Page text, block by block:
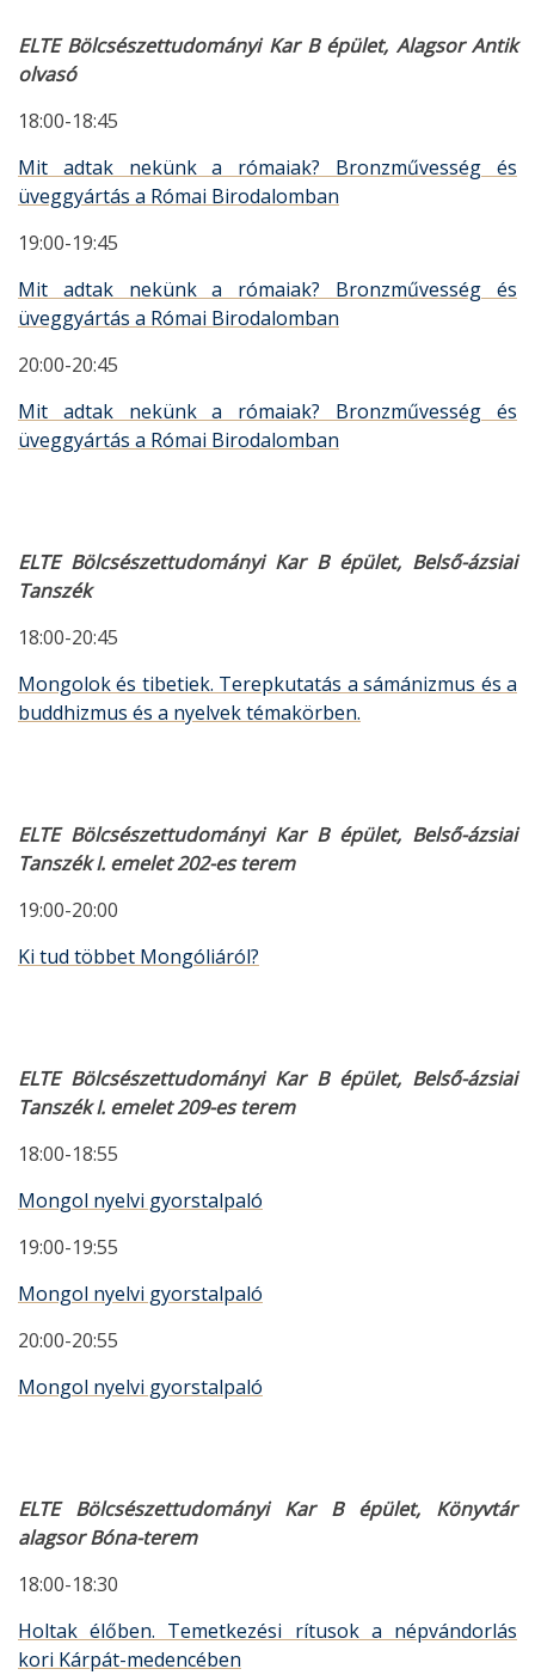
ELTE Bölcsészettudományi Kar B épület, Alagsor Antik
olvasó
18:00-18:45
Mit adtak nekünk a rómaiak? Bronzművesség és
üveggyártás a Római Birodalomban
19:00-19:45
Mit adtak nekünk a rómaiak? Bronzművesség és
üveggyártás a Római Birodalomban
20:00-20:45
Mit adtak nekünk a rómaiak? Bronzművesség és
üveggyártás a Római Birodalomban
ELTE Bölcsészettudományi Kar B épület, Belső-ázsiai
Tanszék
18:00-20:45
Mongolok és tibetiek. Terepkutatás a sámánizmus és a
buddhizmus és a nyelvek témakörben.
ELTE Bölcsészettudományi Kar B épület, Belső-ázsiai
Tanszék I. emelet 202-es terem
19:00-20:00
Ki tud többet Mongóliáról?
ELTE Bölcsészettudományi Kar B épület, Belső-ázsiai
Tanszék I. emelet 209-es terem
18:00-18:55
Mongol nyelvi gyorstalpaló
19:00-19:55
Mongol nyelvi gyorstalpaló
20:00-20:55
Mongol nyelvi gyorstalpaló
ELTE Bölcsészettudományi Kar B épület, Könyvtár
alagsor Bóna-terem
18:00-18:30
Holtak élőben. Temetkezési rítusok a népvándorlás
kori Kárpát-medencében